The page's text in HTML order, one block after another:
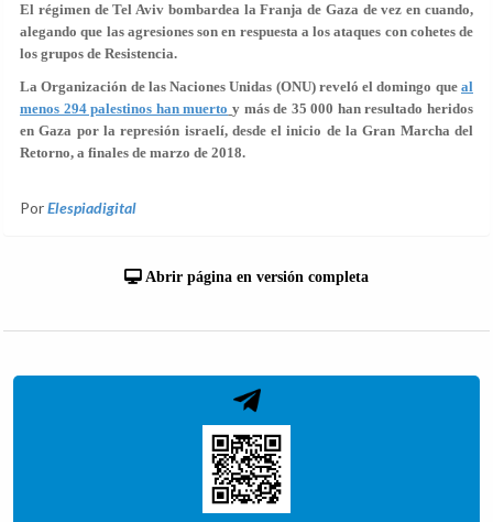
El régimen de Tel Aviv bombardea la Franja de Gaza de vez en cuando,
alegando que las agresiones son en respuesta a los ataques con cohetes de
los grupos de Resistencia.
La Organización de las Naciones Unidas (ONU) reveló el domingo que al
menos 294 palestinos han muerto y más de 35 000 han resultado heridos
en Gaza por la represión israelí, desde el inicio de la Gran Marcha del
Retorno, a finales de marzo de 2018.
PorElespiadigital
Abrir página en versión completa